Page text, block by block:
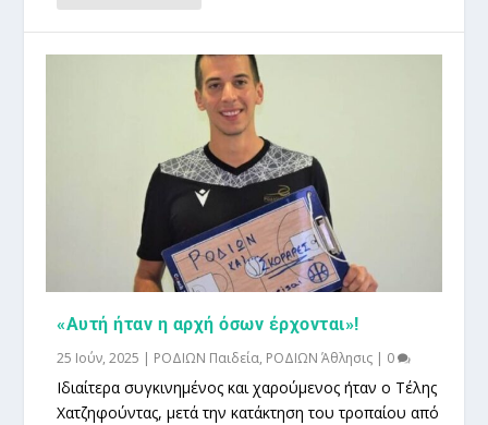
«Αυτή ήταν η αρχή όσων έρχονται»!
25 Ιούν, 2025 | ΡΟΔΙΩΝ Παιδεία, ΡΟΔΙΩΝ Άθλησις | 0
Ιδιαίτερα συγκινημένος και χαρούμενος ήταν ο Τέλης
Χατζηφούντας, μετά την κατάκτηση του τροπαίου από